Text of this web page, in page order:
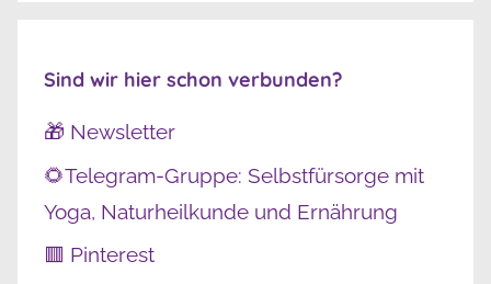
Sind wir hier schon verbunden?
🎁 Newsletter
🌻Telegram-Gruppe: Selbstfürsorge mit
Yoga, Naturheilkunde und Ernährung
🟥 Pinterest